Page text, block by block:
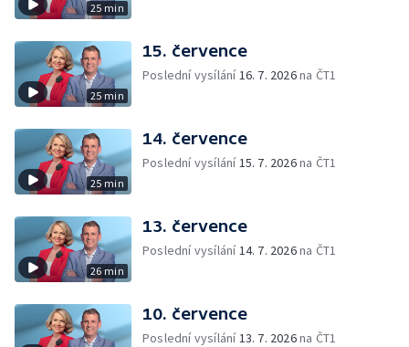
25 min
25 min
15. července
Poslední vysílání16. 7. 2026na ČT1
25 min
14. července
Poslední vysílání15. 7. 2026na ČT1
26 min
13. července
Poslední vysílání14. 7. 2026na ČT1
10. července
Poslední vysílání13. 7. 2026na ČT1